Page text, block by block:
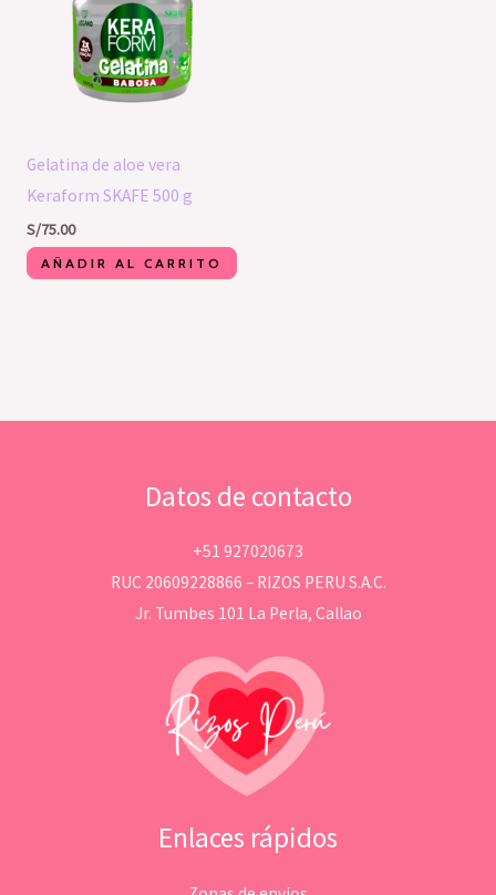
Gelatina de aloe vera
Keraform SKAFE 500 g
S/75.00
AÑADIR AL CARRITO
Datos de contacto
+51 927020673
RUC 20609228866 – RIZOS PERU S.A.C.
Jr. Tumbes 101 La Perla, Callao
Enlaces rápidos